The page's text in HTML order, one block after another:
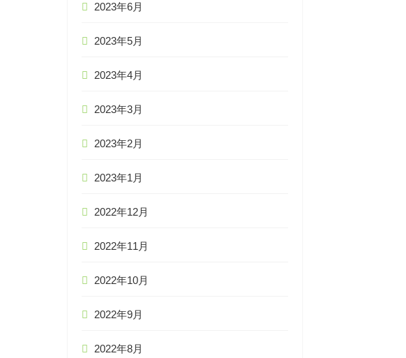
2023年6月
2023年5月
2023年4月
2023年3月
2023年2月
2023年1月
2022年12月
2022年11月
2022年10月
2022年9月
2022年8月